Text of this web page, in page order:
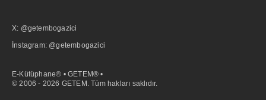
X: @getembogazici
İnstagram: @getembogazici
E-Kütüphane® • GETEM® •
© 2006 - 2026 GETEM. Tüm hakları saklıdır.